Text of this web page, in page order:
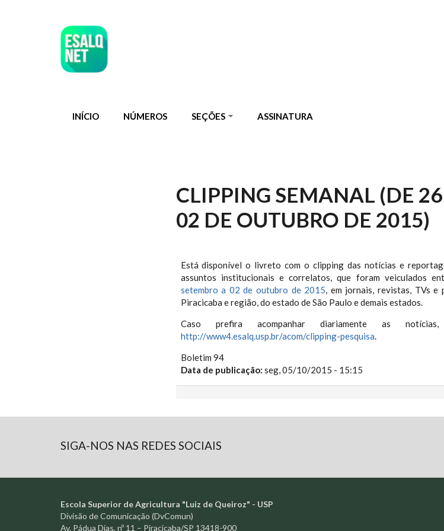
INÍCIO NÚMEROS SEÇÕES ASSINATURA
CLIPPING SEMANAL (DE
02 DE OUTUBRO DE 2015)
Está disponível o livreto com o clipping das notícias e
assuntos institucionais e correlatos, que foram veiculados
setembro a 02 de outubro de 2015, em jornais, revistas, TVs e
Piracicaba e região, do estado de São Paulo e demais estados.
Caso prefira acompanhar diariamente as notícias,
http://www4.esalq.usp.br/acom/clipping-pesquisa.
Boletim 94
Data de publicação: seg, 05/10/2015 - 15:15
SIGA-NOS NAS REDES SOCIAIS
Escola Superior de Agricultura "Luiz de Queiroz" - USP
Divisão de Comunicação (DvComun)
Av. Pádua Dias, nº 11 – Piracicaba/SP 13418-900